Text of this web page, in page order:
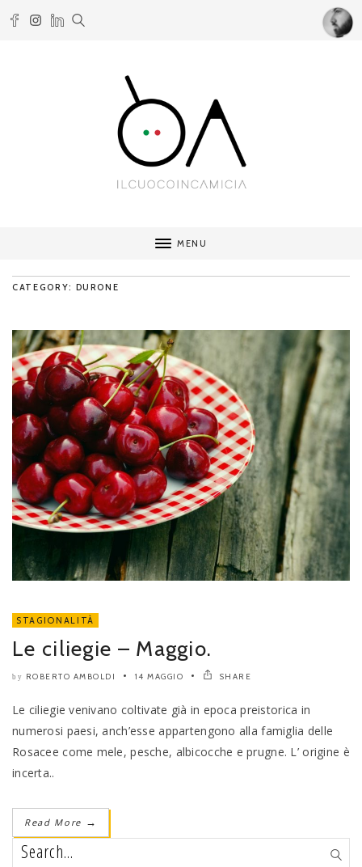
MENU
CATEGORY: DURONE
STAGIONALITÀ
Le ciliegie – Maggio.
by ROBERTO AMBOLDI 14 MAGGIO SHARE
Le ciliegie venivano coltivate già in epoca preistorica in
numerosi paesi, anch’esse appartengono alla famiglia delle
Rosacee come mele, pesche, albicocche e prugne. L’ origine è
incerta..
Read More →